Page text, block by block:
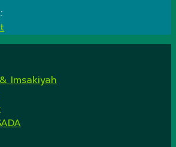
Imsakiyah